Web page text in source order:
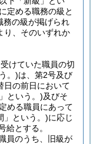
定める職務の級と
務の級が掲げられ
り、そのいずれか
けていた職員の切
。)は、第2号及び
日の前日において
という。)及びそ
める職員にあって
」という。)に応じ
給とする。
員のうち、旧級が